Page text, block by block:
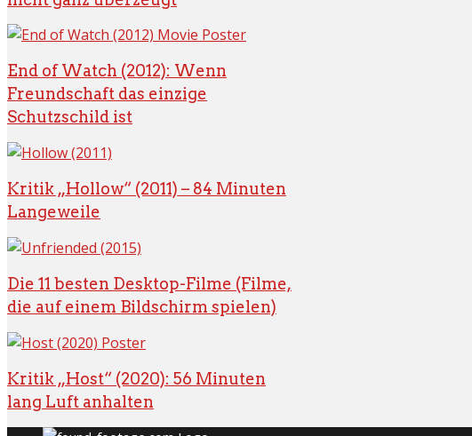
End of Watch (2012): Wenn
Freundschaft das einzige
Schutzschild ist
Kritik „Hollow“ (2011) – 84 Minuten
Langeweile
Die 11 besten Desktop-Filme (Filme,
die auf einem Bildschirm spielen)
Kritik „Host“ (2020): 56 Minuten
lang Luft anhalten